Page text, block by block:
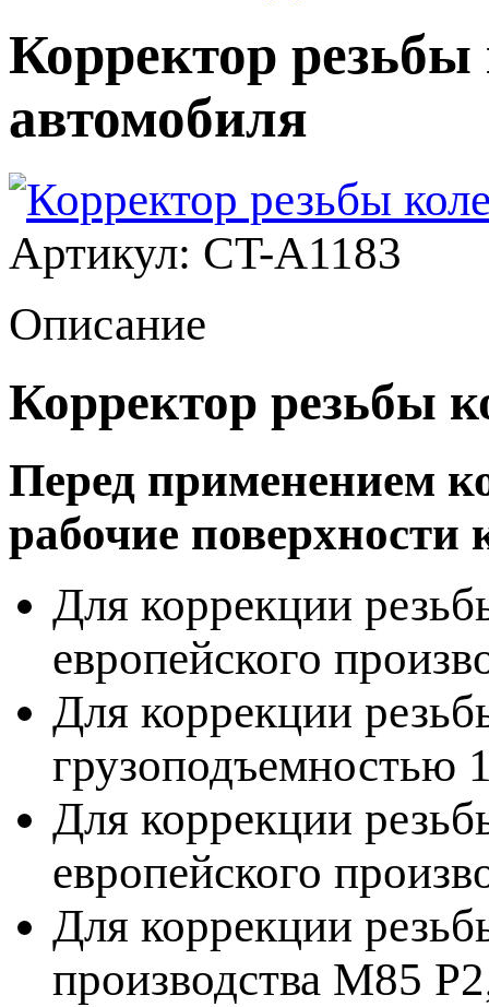
Корректор резьбы
автомобиля
Артикул: CT-A1183
Описание
Корректор резьбы
Перед применением
рабочие поверхности
Для коррекции
европейского
Для коррекции
грузоподъемностью
Для коррекции
европейского
Для коррекции
производства M85